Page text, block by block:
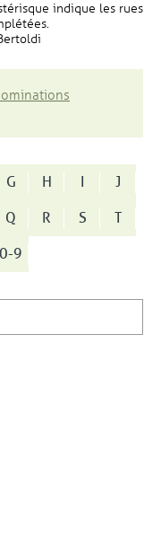
indique les rues
G H I
J
Q R S
T
0-9